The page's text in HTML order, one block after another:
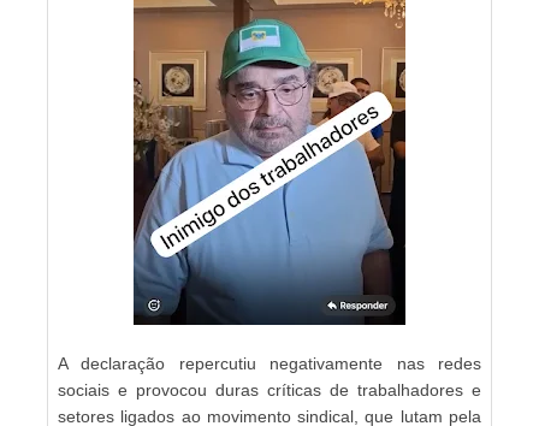
A declaração repercutiu negativamente nas redes
sociais e provocou duras críticas de trabalhadores e
setores ligados ao movimento sindical, que lutam pela